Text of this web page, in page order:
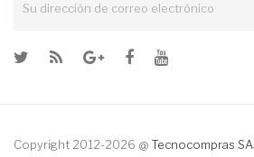
Copyright 2012-2026 @ Tecnocompras